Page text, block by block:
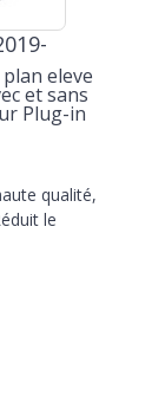
eleve
et sans
Plug-in
qualité,
le